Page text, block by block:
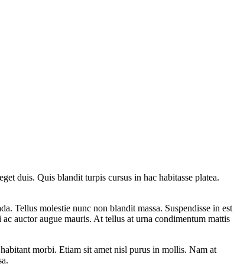
duis. Quis blandit turpis cursus in hac habitasse platea.
Tellus molestie nunc non blandit massa. Suspendisse in est
auctor augue mauris. At tellus at urna condimentum mattis
morbi. Etiam sit amet nisl purus in mollis. Nam at